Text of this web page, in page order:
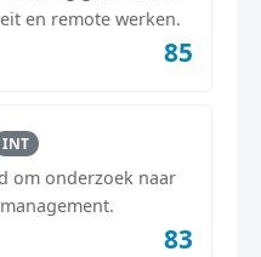
en remote werken.
85
INT
om onderzoek naar
83